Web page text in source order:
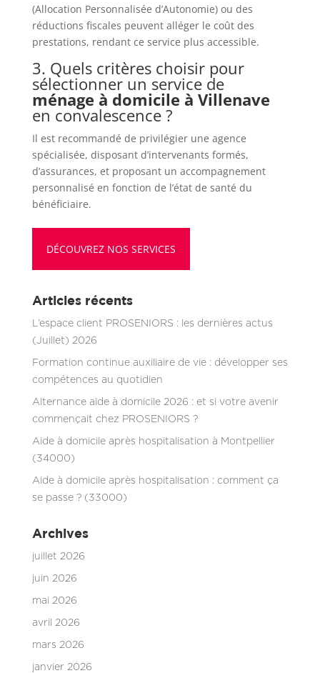
(Allocation Personnalisée d’Autonomie) ou des
réductions fiscales peuvent alléger le coût des
prestations, rendant ce service plus accessible.
3. Quels critères choisir pour
sélectionner un service de
ménage à domicile à Villenave
en convalescence ?
Il est recommandé de privilégier une agence
spécialisée, disposant d’intervenants formés,
d’assurances, et proposant un accompagnement
personnalisé en fonction de l’état de santé du
bénéficiaire.
DÉCOUVREZ NOS SERVICES
Articles récents
L’espace client PROSENIORS : les dernières actus
(Juillet) 2026
Formation continue auxiliaire de vie : développer ses
compétences au quotidien
Alternance aide à domicile 2026 : et si votre avenir
commençait chez PROSENIORS ?
Aide à domicile après hospitalisation à Montpellier
(34000)
Aide à domicile après hospitalisation : comment ça
se passe ? (33000)
Archives
juillet 2026
juin 2026
mai 2026
avril 2026
mars 2026
janvier 2026